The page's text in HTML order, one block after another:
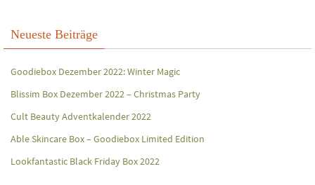
Neueste Beiträge
Goodiebox Dezember 2022: Winter Magic
Blissim Box Dezember 2022 – Christmas Party
Cult Beauty Adventkalender 2022
Able Skincare Box – Goodiebox Limited Edition
Lookfantastic Black Friday Box 2022